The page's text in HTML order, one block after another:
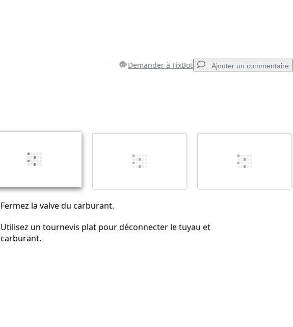
Demander à FixBot Ajouter un commentaire
Publier un commentaire
Fermez la valve du carburant.
Utilisez un tournevis plat pour déconnecter le tuyau et
carburant.